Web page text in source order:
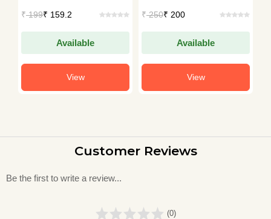
₹199₹ 159.2
Available
View
₹250₹ 200
Available
View
Customer Reviews
Be the first to write a review...
(0)